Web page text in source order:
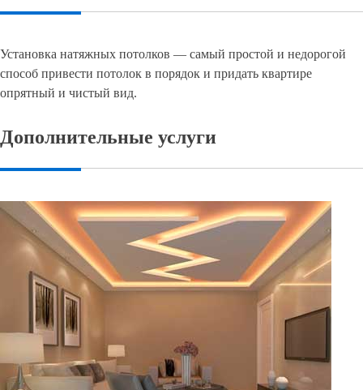
Установка натяжных потолков — самый простой и недорогой
способ привести потолок в порядок и придать квартире
опрятный и чистый вид.
Дополнительные услуги